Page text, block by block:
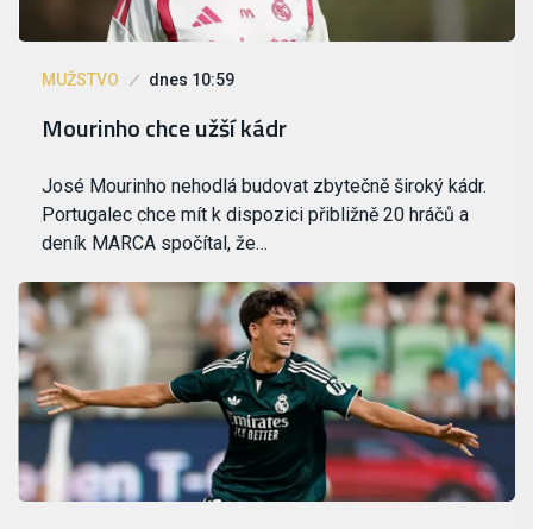
MUŽSTVO dnes 10:59
Mourinho chce užší kádr
José Mourinho nehodlá budovat zbytečně široký kádr.
Portugalec chce mít k dispozici přibližně 20 hráčů a
deník MARCA spočítal, že…